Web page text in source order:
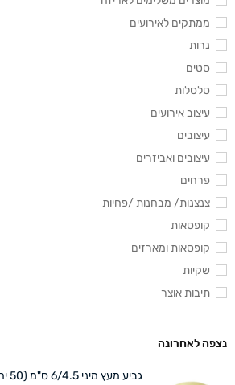
ממתקים לאירועים
נרות
סטים
סלסלות
עיצוב אירועים
עיצובים
עיצובים ואביזרים
פרחים
צנצנות/ מבחנות /פחיות
קופסאות
קופסאות ומארזים
שקיות
תיבות אוצר
נצפה לאחרונה
גביע מעץ מיני 6/4.5 ס"מ (50 יח')